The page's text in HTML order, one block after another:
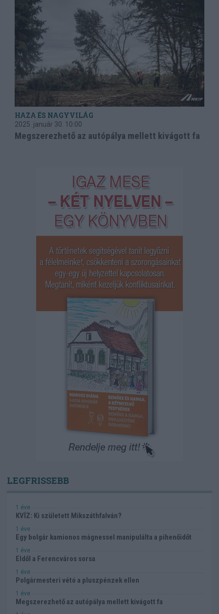
HAZA ÉS NAGYVILÁG
2025. január 30. 10:00
Megszerezhető az autópálya mellett kivágott fa
LEGFRISSEBB
1 éve
KVÍZ: Ki született Mikszáthfalván?
1 éve
Egy bolgár kamionos mágnessel manipulálta a pihenőidőt
1 éve
Eldől a Ferencváros sorsa
1 éve
Polgármesteri vétó a pluszpénzek ellen
1 éve
Megszerezhető az autópálya mellett kivágott fa